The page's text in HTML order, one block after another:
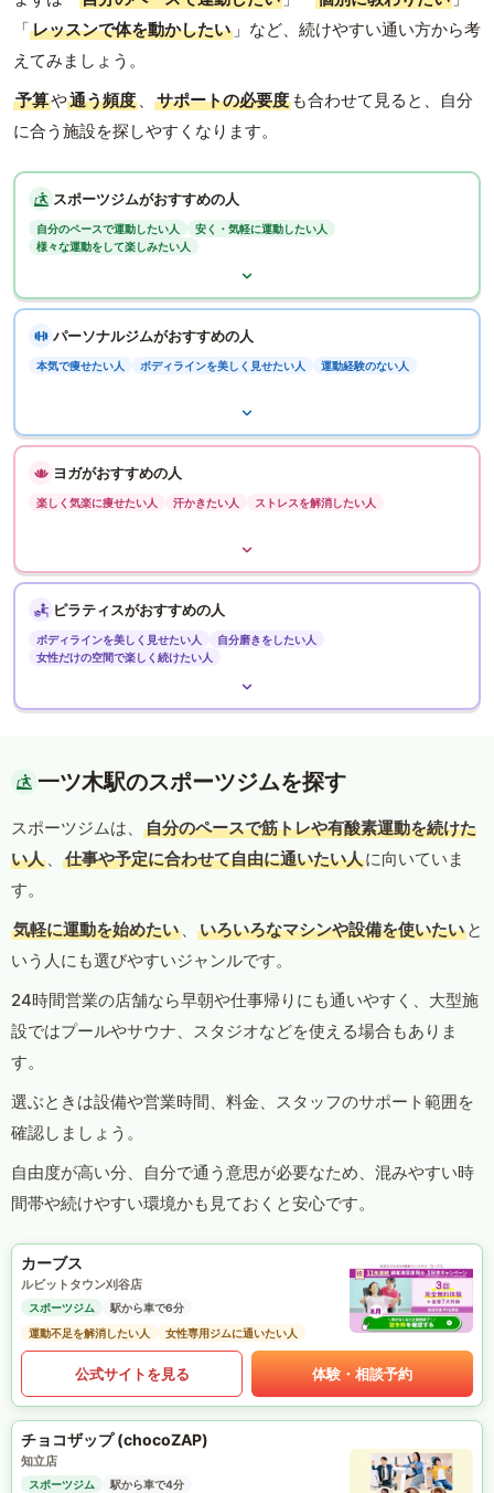
「レッスンで体を動かしたい 」など、続けやすい通い方から考
えてみましょう。
予算や通う頻度 、 サポートの必要度 も合わせて見ると、自分
に合う施設を探しやすくなります。
スポーツジムがおすすめの人
自分のペースで運動したい人
安く・気軽に運動したい人
様々な運動をして楽しみたい人
パーソナルジムがおすすめの人
本気で痩せたい人 ボディラインを美しく見せたい人 運動経験のない人
ヨガがおすすめの人
楽しく気楽に痩せたい人 汗かきたい人 ストレスを解消したい人
ピラティスがおすすめの人
ボディラインを美しく見せたい人
自分磨きをしたい人
女性だけの空間で楽しく続けたい人
一ツ木駅のスポーツジムを探す
スポーツジムは、
自分のペースで筋トレや有酸素運動を続けた
い人 、 仕事や予定に合わせて自由に通いたい人に向いていま
す。
気軽に運動を始めたい 、 いろいろなマシンや設備を使いたい と
いう人にも選びやすいジャンルです。
24時間営業の店舗なら早朝や仕事帰りにも通いやすく、大型施
設ではプールやサウナ、スタジオなどを使える場合もありま
す。
選ぶときは設備や営業時間、料金、スタッフのサポート範囲を
確認しましょう。
自由度が高い分、自分で通う意思が必要なため、混みやすい時
間帯や続けやすい環境かも見ておくと安心です。
カーブス
ルビットタウン刈谷店
スポーツジム
駅から車で6分
運動不足を解消したい人
女性専用ジムに通いたい人
公式サイトを見る 体験・相談予約
チョコザップ (chocoZAP)
知立店
スポーツジム
駅から車で4分